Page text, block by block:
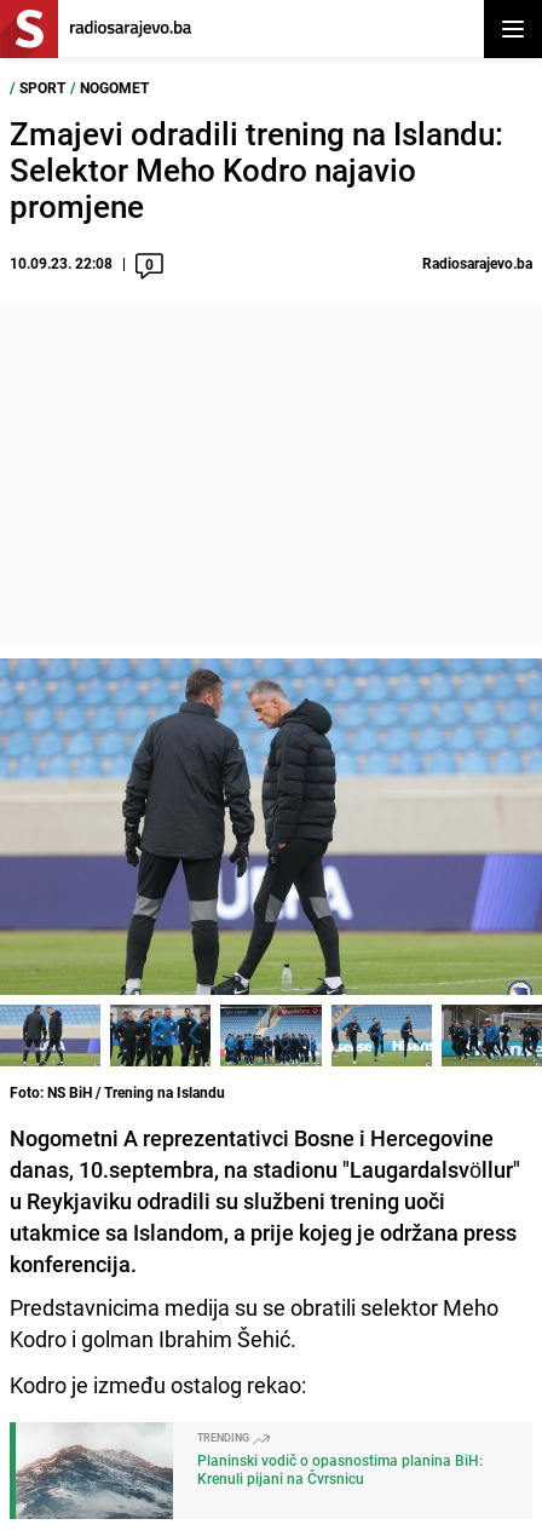
/ SPORT / NOGOMET
Zmajevi odradili trening na Islandu:
Selektor Meho Kodro najavio
promjene
10.09.23. 22:08 0 Radiosarajevo.ba
Foto: NS BiH / Trening na Islandu
Nogometni A reprezentativci Bosne i Hercegovine
danas, 10.septembra, na stadionu "Laugardalsvöllur"
u Reykjaviku odradili su službeni trening uoči
utakmice sa Islandom, a prije kojeg je održana press
konferencija.
Predstavnicima medija su se obratili selektor Meho
Kodro i golman Ibrahim Šehić.
Kodro je između ostalog rekao:
TRENDING
Planinski vodič o opasnostima planina BiH:
Krenuli pijani na Čvrsnicu